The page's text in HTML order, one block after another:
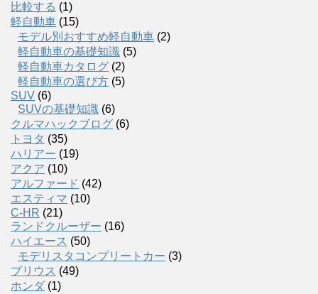
比較する (1)
軽自動車 (15)
モデル別おすすめ軽自動車 (2)
軽自動車の基礎知識 (5)
軽自動車カタログ (2)
軽自動車の選び方 (5)
SUV (6)
SUVの基礎知識 (6)
クルマハックブログ (6)
トヨタ (35)
ハリアー (19)
アクア (10)
アルファード (42)
エスティマ (10)
C-HR (21)
ランドクルーザー (16)
ハイエース (50)
モデリスタコンプリートカー (3)
プリウス (49)
ホンダ (1)